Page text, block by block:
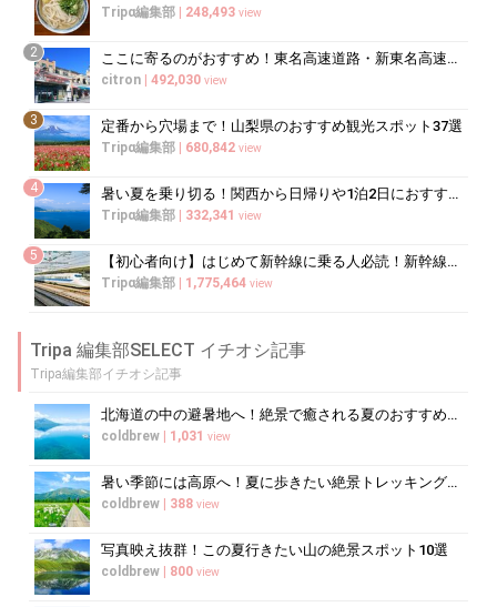
Tripα編集部 | 248,493 view
2 ここに寄るのがおすすめ！東名高速道路・新東名高速道路の充実のSA・PA10選
citron | 492,030 view
3 定番から穴場まで！山梨県のおすすめ観光スポット37選
Tripα編集部 | 680,842 view
4 暑い夏を乗り切る！関西から日帰りや1泊2日におすすめの避暑地10選
Tripα編集部 | 332,341 view
5 【初心者向け】はじめて新幹線に乗る人必読！新幹線の乗り方をイチから徹底解説
Tripα編集部 | 1,775,464 view
Tripa 編集部SELECT イチオシ記事
Tripa編集部イチオシ記事
北海道の中の避暑地へ！絶景で癒される夏のおすすめスポット10選
coldbrew | 1,031 view
暑い季節には高原へ！夏に歩きたい絶景トレッキング10選
coldbrew | 388 view
写真映え抜群！この夏行きたい山の絶景スポット10選
coldbrew | 800 view